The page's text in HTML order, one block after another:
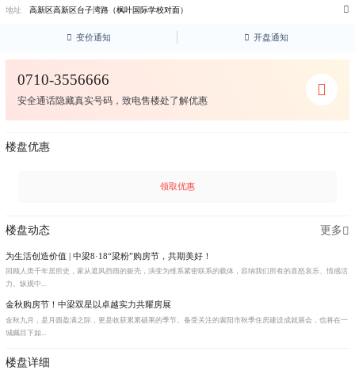
地址
高新区高新区台子湾路（枫叶国际学校对面） 
 变价通知  开盘通知
0710-3556666
安全通话隐藏真实号码，致电售楼处了解优惠
楼盘优惠
领取优惠
楼盘动态 更多
为生活创造价值 | 中梁8·18“梁粉”购房节，共期美好！
回顾人类千年居所史，家从遮风挡雨的躯壳，演变为维系紧密联系的载体，容纳我们所有的喜怒哀乐、情感活
力。纵观中...
金秋购房节！中梁双星以卓越实力共耀房展
金秋九月，是月圆盈满之际，更是收获累累硕果的季节。备受关注的襄阳市秋季住房建设成就展会，也将在一
城瞩目下如...
楼盘详细